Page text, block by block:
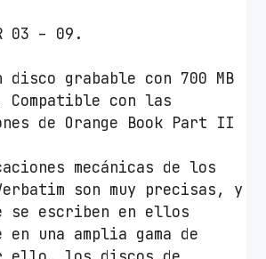
03 – 09.
disco grabable con 700 MB
Compatible con las
de Orange Book Part II
mecánicas de los
son muy precisas, y
se escriben en ellos
en una amplia gama de